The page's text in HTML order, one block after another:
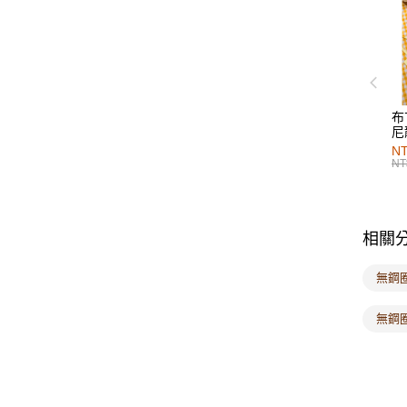
布
相關
無鋼
無鋼